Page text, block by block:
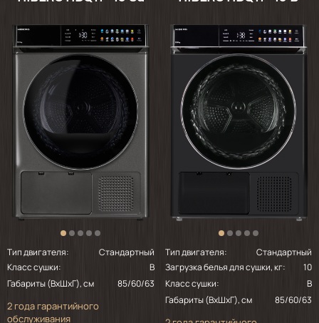
Тип двигателя:
Стандартный
Класс сушки:
B
Габариты (ВхШхГ), см
85/60/63
2 года гарантийного
обслуживания
Тип двигателя:
Стандартный
Загрузка белья для сушки, кг:
10
Класс сушки:
B
Габариты (ВхШхГ), см
85/60/63